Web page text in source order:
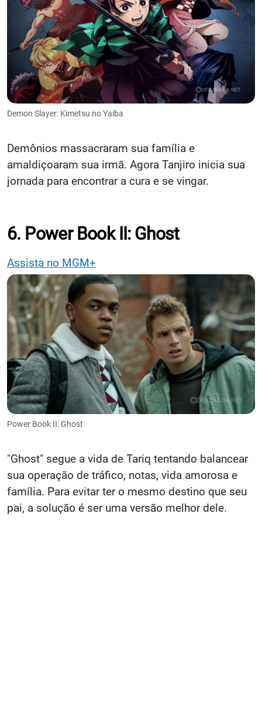
Demon Slayer: Kimetsu no Yaiba
Demônios massacraram sua família e
amaldiçoaram sua irmã. Agora Tanjiro inicia sua
jornada para encontrar a cura e se vingar.
6. Power Book II: Ghost
Assista no MGM+
Power Book II: Ghost
"Ghost" segue a vida de Tariq tentando balancear
sua operação de tráfico, notas, vida amorosa e
família. Para evitar ter o mesmo destino que seu
pai, a solução é ser uma versão melhor dele.